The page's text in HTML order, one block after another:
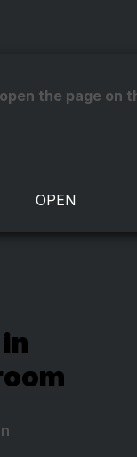
the page on